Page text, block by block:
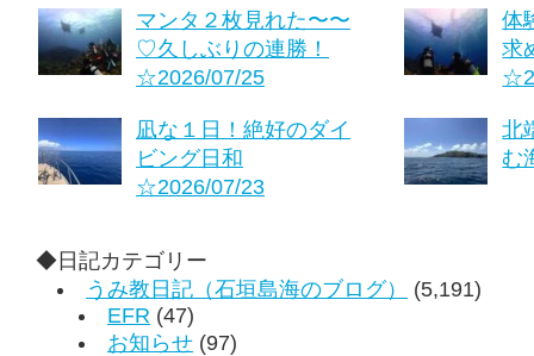
マンタ２枚見れた〜〜
♡久しぶりの連勝！
☆2026/07/25
体
求
凪な１日！絶好のダイ
ビング日和
☆2026/07/23
北
む
◆日記カテゴリー
うみ教日記（石垣島海のブログ）
(5,191)
EFR (47)
お知らせ (97)